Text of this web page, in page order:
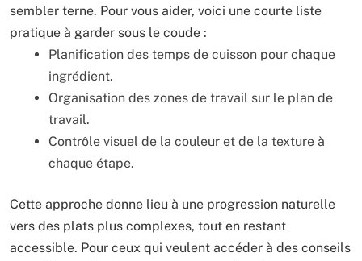
sembler terne. Pour vous aider, voici une courte liste
pratique à garder sous le coude :
Planification des temps de cuisson pour chaque
ingrédient.
Organisation des zones de travail sur le plan de
travail.
Contrôle visuel de la couleur et de la texture à
chaque étape.
Cette approche donne lieu à une progression naturelle
vers des plats plus complexes, tout en restant
accessible. Pour ceux qui veulent accéder à des conseils